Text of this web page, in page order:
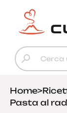
Home>
Pasta al